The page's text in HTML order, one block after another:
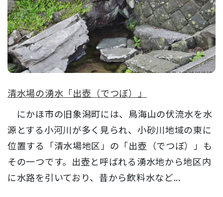
清水場の湧水「出壺（でつぼ）」
にかほ市の旧象潟町には、鳥海山の伏流水を水
源とする小河川が多く見られ、小砂川地域の東に
位置する「清水場地区」の「出壺（でつぼ）」も
その一つです。出壺と呼ばれる湧水地から地区内
に水路を引いており、昔から飲料水など...